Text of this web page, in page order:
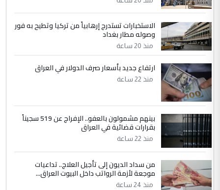
الاستخبارات تستدرج إرهابياً من تركيا وتطيح به فور
وصوله مطار بغداد
منذ 20 ساعة
ارتفاع جديد بأسعار صرف الدولار في العراق
منذ 22 ساعة
بينهم مشمولون بالعفو.. الإفراج عن 519 سجيناً
بقرارات قضائية في العراق
منذ 22 ساعة
من سداد الديون إلى تأجيل العلاج.. تداعيات
موجعة لأزمة الرواتب داخل البيوت العراق...
منذ 24 ساعة